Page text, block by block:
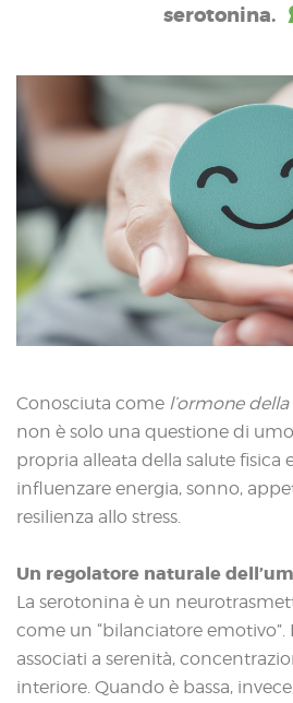
serotonina.
Conosciuta come l’ormone
non è solo una questione di
propria alleata della salute fisica
influenzare energia, sonno,
resilienza allo stress.
Un regolatore naturale
La serotonina è un
come un “bilanciatore emotivo”.
associati a serenità,
interiore. Quando è bassa,